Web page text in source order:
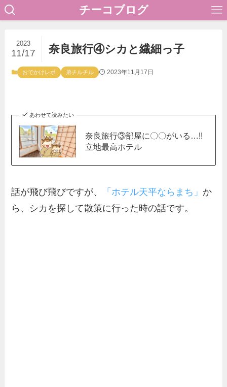
チーコブログ
奈良旅行④シカと繊細っ子
2023
11/17
おでかけレポ 弟チルチル 2023年11月17日
あわせて読みたい
奈良旅行③部屋に〇〇がいる…!!
立地最高ホテル
話が飛び飛びですが、 「ホテル天平ならまち」 か
ら、シカを探して散策に行った時の話です。